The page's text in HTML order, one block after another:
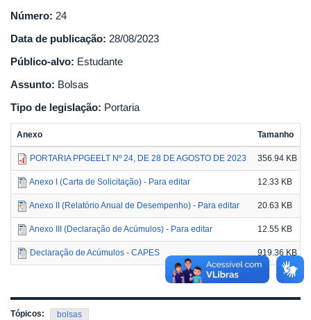
Número: 24
Data de publicação: 28/08/2023
Público-alvo: Estudante
Assunto: Bolsas
Tipo de legislação: Portaria
Anexo Tamanho
PORTARIA PPGEELT Nº 24, DE 28 DE AGOSTO DE 2023 356.94 KB
Anexo I (Carta de Solicitação) - Para editar 12.33 KB
Anexo II (Relatório Anual de Desempenho) - Para editar 20.63 KB
Anexo III (Declaração de Acúmulos) - Para editar 12.55 KB
Declaração de Acúmulos - CAPES 919.36 KB
Tópicos: bolsas